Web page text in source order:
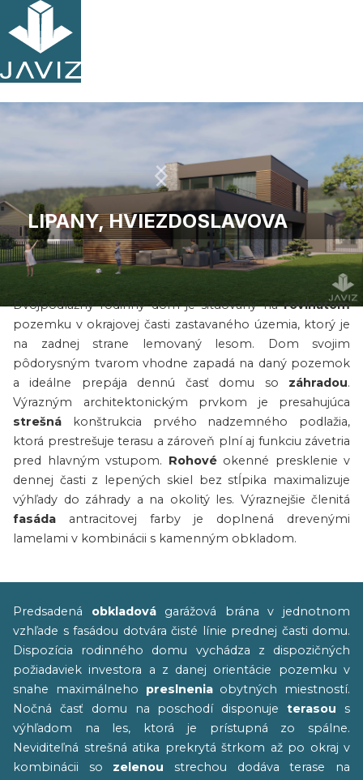
LIPANY, HVIEZDOSLAVOVA
Slide 2 of 13.
O projekte
Dvojpodlažný rodinný dom je situovaný narovinatom
pozemku v okrajovej časti zastavaného územia, ktorý je
na zadnej strane lemovaný lesom. Dom svojim
pôdorysným tvarom vhodne zapadá na daný pozemok
a ideálne prepája dennú časť domu so záhradou.
Výrazným architektonickým prvkom je presahujúca
strešná konštrukcia prvého nadzemného podlažia,
ktorá prestrešuje terasu a zároveň plní aj funkciu závetria
pred hlavným vstupom. Rohové okenné presklenie v
dennej časti z lepených skiel bez stĺpika maximalizuje
výhľady do záhrady a na okolitý les. Výraznejšie členitá
fasáda antracitovej farby je doplnená drevenými
lamelami v kombinácii s kamenným obkladom.
Predsadená obkladovágarážová brána v jednotnom
vzhľade s fasádou dotvára čisté línie prednej časti domu.
Dispozícia rodinného domu vychádza z dispozičných
požiadaviek investora a z danej orientácie pozemku v
snahe maximálneho preslneniaobytných miestností.
Nočná časť domu na poschodí disponujeterasou s
výhľadom na les, ktorá je prístupná zo spálne.
Neviditeľná strešná atika prekrytá štrkom až po okraj v
kombinácii so zelenou strechou dodáva terase na